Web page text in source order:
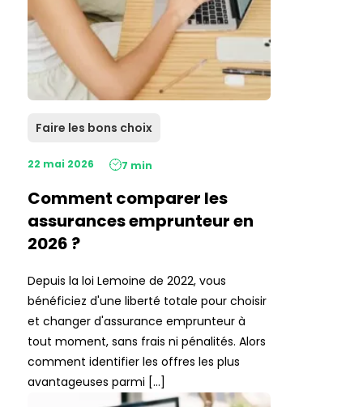
Faire les bons choix
22 mai 2026 7 min
Comment comparer les
assurances emprunteur en
2026 ?
Depuis la loi Lemoine de 2022, vous
bénéficiez d'une liberté totale pour choisir
et changer d'assurance emprunteur à
tout moment, sans frais ni pénalités. Alors
comment identifier les offres les plus
avantageuses parmi […]